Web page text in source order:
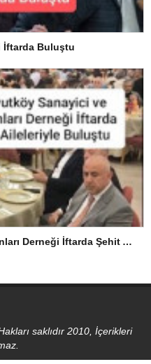
İftarda Buluştu
Arnavutköy Sanayici ve İş İnsanları Derneği İftarda Şehit Aileleriyle Buluştu
saklıdır 2010, İçerikleri